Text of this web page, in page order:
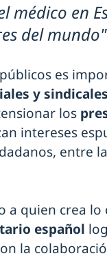
médico en
del mundo"
es
y sindicales
los
intereses
entre
a quien crea lo
español
la